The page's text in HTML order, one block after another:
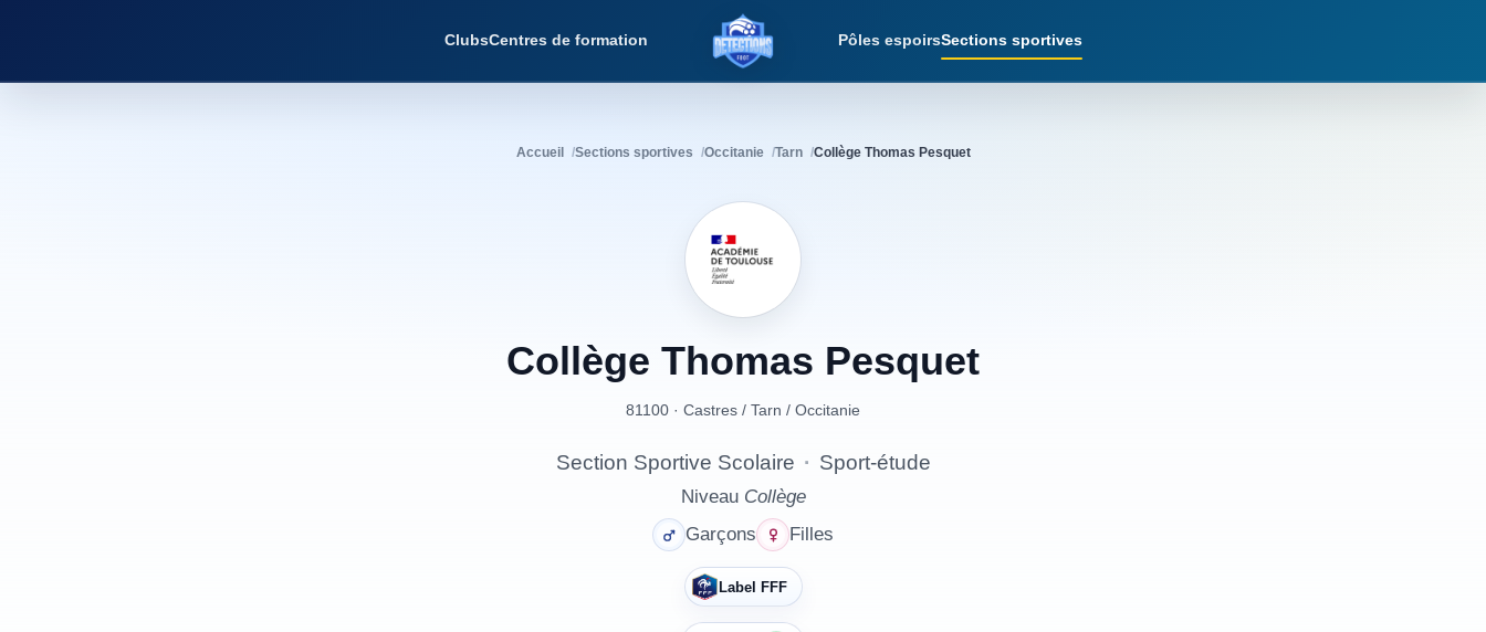
ClubsCentres de formation
Détections Foot
Pôles espoirsSections sportives
Accueil Sections sportives Occitanie Tarn Collège Thomas Pesquet
Collège Thomas Pesquet
81100 · Castres / Tarn / Occitanie
Section Sportive Scolaire · Sport-étude
Niveau Collège
Garçons
Filles
Label FFF